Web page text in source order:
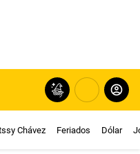
Chávez Feriados Dólar